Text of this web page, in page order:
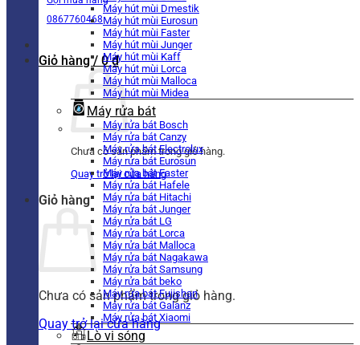
0867760468
Giỏ hàng / 0₫
Chưa có sản phẩm trong giỏ hàng.
Quay trở lại cửa hàng
Giỏ hàng
Chưa có sản phẩm trong giỏ hàng.
Quay trở lại cửa hàng
Máy hút mùi Dmestik
Máy hút mùi Eurosun
Máy hút mùi Faster
Máy hút mùi Junger
Máy hút mùi Kaff
Máy hút mùi Lorca
Máy hút mùi Malloca
Máy hút mùi Midea
Máy rửa bát
Máy rửa bát Bosch
Máy rửa bát Canzy
Máy rửa bát Electrolux
Máy rửa bát Eurosun
Máy rửa bát Faster
Máy rửa bát Hafele
Máy rửa bát Hitachi
Máy rửa bát Junger
Máy rửa bát LG
Máy rửa bát Lorca
Máy rửa bát Malloca
Máy rửa bát Nagakawa
Máy rửa bát Samsung
Máy rửa bát beko
Máy rửa bát Fujishan
Máy rửa bát Galanz
Máy rửa bát Xiaomi
Lò vi sóng